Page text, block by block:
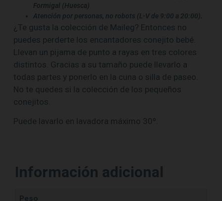
Formigal (Huesca)
Atención por personas, no robots (L-V de 9:00 a 20:00).
¿Te gusta la colección de Maileg? Entonces no
puedes perderte los encantadores conejito bebé.
Llevan un pijama de punto a rayas en tres colores
distintos. Gracias a su tamaño puede llevarlo a
todas partes y ponerlo en la cuna o silla de paseo.
No te quedes si la colección de los pequeños
conejitos.
Puede lavarlo en lavadora máximo 30º.
Información adicional